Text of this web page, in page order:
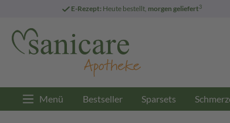
E-Rezept: Heute bestellt, morgen geliefert3
Menü Bestseller Sparsets